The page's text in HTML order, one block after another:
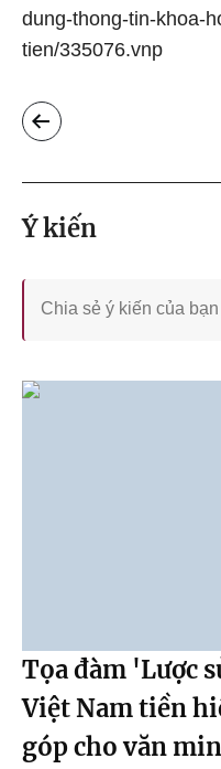
dung-thong-tin-khoa-
tien/335076.vnp
Ý kiến
Tọa đàm 'Lược
Việt Nam tiền
góp cho văn